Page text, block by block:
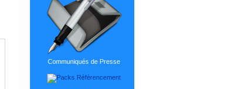
Communiqués de Presse